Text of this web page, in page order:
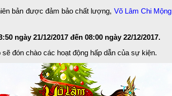
bản được đảm bảo chất lượng, Võ Lâm Chi Mộng
ngày 21/12/2017 đến 08:00 ngày 22/12/2017.
sẽ đón chào các hoạt động hấp dẫn của sự kiện.